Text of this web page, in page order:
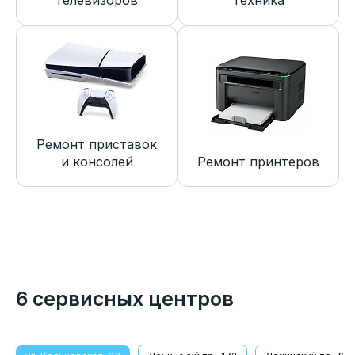
Ремонт приставок
и консолей
Ремонт принтеров
6 сервисных центров